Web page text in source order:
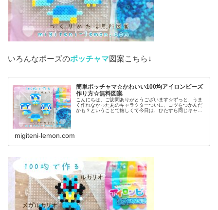
いろんなポーズのポッチャマ図案こちら↓
簡単ポッチャマ☆かわいい100均アイロンビーズ
作り方☆無料図案
こんにちは。ご訪問ありがとうございます☆ずっと、うま
く作れなかったあのキャラクターついに、コツをつかんだ
かも？ということで嬉しくて今日は、ひたすら同じキャラ
migiteni-lemon.com